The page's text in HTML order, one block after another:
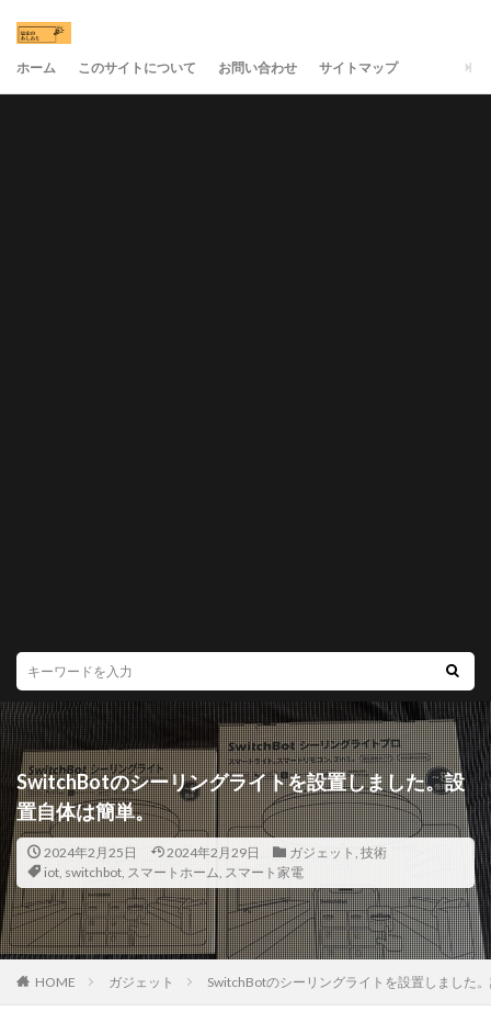
ホーム このサイトについて お問い合わせ サイトマップ
SwitchBotのシーリングライトを設置しました。設
置自体は簡単。
2024年2月25日 2024年2月29日 ガジェット , 技術
iot, switchbot, スマートホーム, スマート家電
HOME ガジェット SwitchBotのシーリングライトを設置しました